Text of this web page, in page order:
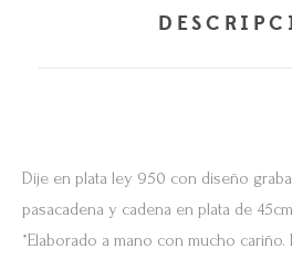
Dije en plata ley 950 con diseño
pasacadena y cadena en plata de
*Elaborado a mano con mucho